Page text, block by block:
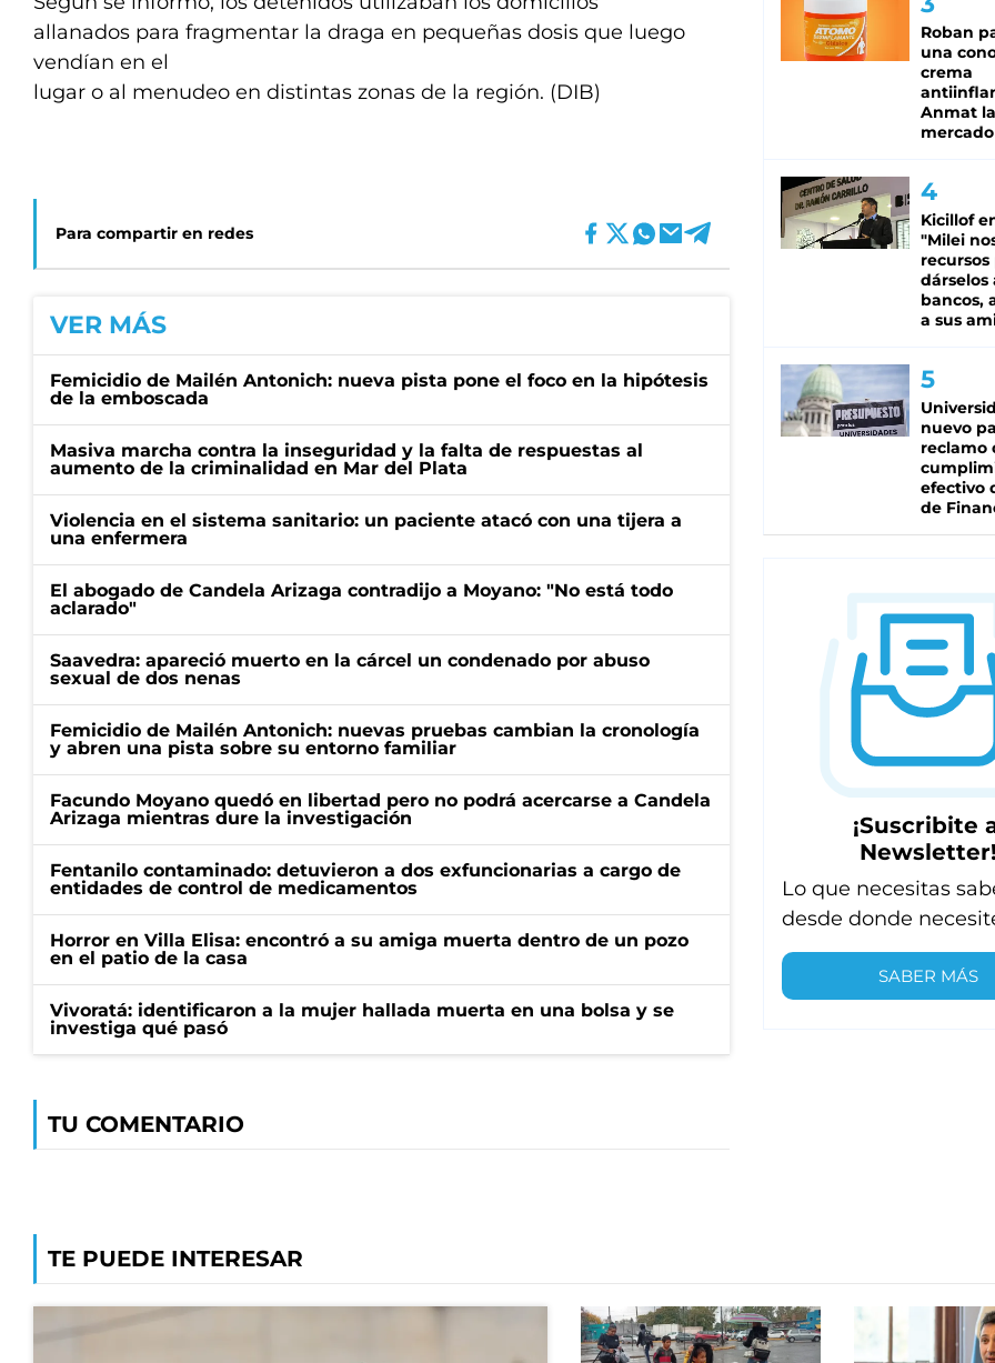
allanados para fragmentar la draga en pequeñas dosis que luego
vendían en el
lugar o al menudeo en distintas zonas de la región. (DIB)
Para compartir en redes
VER MÁS
Femicidio de Mailén Antonich: nueva pista pone el foco en la hipótesis
de la emboscada
Masiva marcha contra la inseguridad y la falta de respuestas al
aumento de la criminalidad en Mar del Plata
Violencia en el sistema sanitario: un paciente atacó con una tijera a
una enfermera
El abogado de Candela Arizaga contradijo a Moyano: "No está todo
aclarado"
Saavedra: apareció muerto en la cárcel un condenado por abuso
sexual de dos nenas
Femicidio de Mailén Antonich: nuevas pruebas cambian la cronología
y abren una pista sobre su entorno familiar
Facundo Moyano quedó en libertad pero no podrá acercarse a Candela
Arizaga mientras dure la investigación
Fentanilo contaminado: detuvieron a dos exfuncionarias a cargo de
entidades de control de medicamentos
Horror en Villa Elisa: encontró a su amiga muerta dentro de un pozo
en el patio de la casa
Vivoratá: identificaron a la mujer hallada muerta en una bolsa y se
investiga qué pasó
TU COMENTARIO
Roban
una
crema
Anmat
mercado
Kicillof
"Milei
recursos
dárselos
bancos,
a sus
nuevo
reclamo
efectivo
de
¡Suscribite
Newsletter!
Lo que necesitas
desde donde
SABER MÁS
TE PUEDE INTERESAR